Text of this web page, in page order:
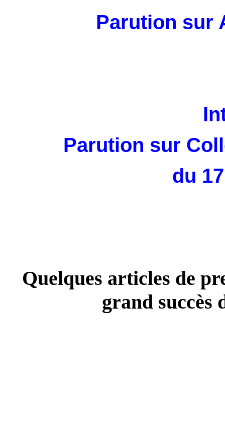
Parution sur
Parution sur
du
Quelques articles de
grand succès